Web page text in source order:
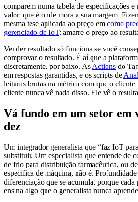
comparem numa tabela de especificações e
valor, que é onde mora a sua margem.
mesma tese aplicada ao preço em como
gerenciado de IoT: amarre o preço ao
Vender resultado só funciona se você
comprovar o resultado. É aí que a
discretamente, por baixo. As Actions do
em respostas garantidas, e os scripts de
leituras brutas na métrica com que o cliente
cliente nunca vê nada disso. Ele vê o
Vá fundo em um setor em
dez
Um integrador generalista que “faz IoT
substituir. Um especialista que entende de
de frio para distribuição farmacêutica, ou
específica de máquina, não é.
diferenciação que se acumula, porque
ensina algo que o generalista nunca